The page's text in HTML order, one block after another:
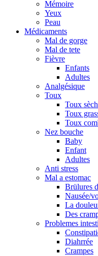
Mémoire
Yeux
Peau
Médicaments
Mal de gorge
Mal de tete
Fièvre
Enfants
Adultes
Analgésique
Toux
Toux
Toux
Toux
Nez bouche
Baby
Enfant
Adultes
Anti stress
Mal a estomac
Brülures
Nausée/
La
Des
Problemes
Diahrrée
Crampes